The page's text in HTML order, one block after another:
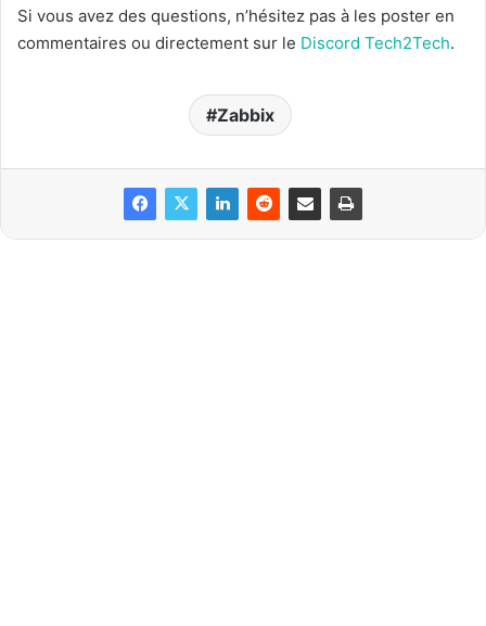
Si vous avez des questions, n’hésitez pas à les poster en
commentaires ou directement sur le Discord Tech2Tech.
Zabbix